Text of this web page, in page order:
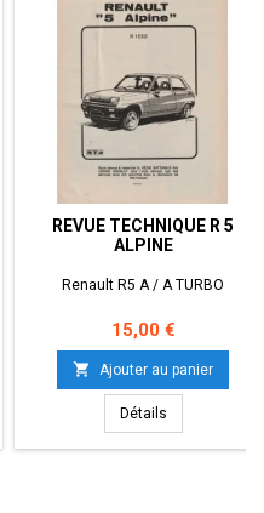
REVUE TECHNIQUE R 5
ALPINE
Renault R5 A / A TURBO
Prix
15,00 €
 Ajouter au panier
Détails